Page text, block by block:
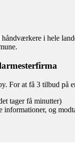
i hele
For at få 3 tilbud på
tager få minutter)
og